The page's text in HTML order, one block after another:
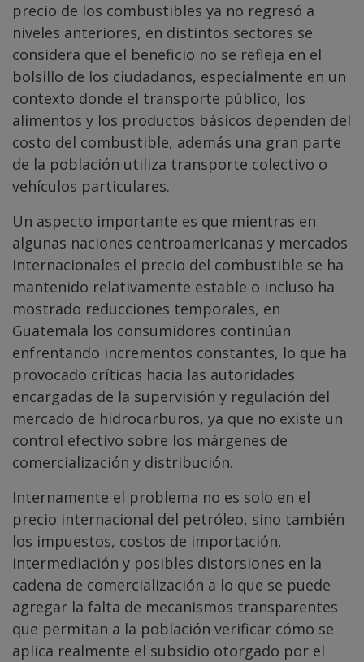
precio de los combustibles ya no regresó a
niveles anteriores, en distintos sectores se
considera que el beneficio no se refleja en el
bolsillo de los ciudadanos, especialmente en un
contexto donde el transporte público, los
alimentos y los productos básicos dependen del
costo del combustible, además una gran parte
de la población utiliza transporte colectivo o
vehículos particulares.
Un aspecto importante es que mientras en
algunas naciones centroamericanas y mercados
internacionales el precio del combustible se ha
mantenido relativamente estable o incluso ha
mostrado reducciones temporales, en
Guatemala los consumidores continúan
enfrentando incrementos constantes, lo que ha
provocado críticas hacia las autoridades
encargadas de la supervisión y regulación del
mercado de hidrocarburos, ya que no existe un
control efectivo sobre los márgenes de
comercialización y distribución.
Internamente el problema no es solo en el
precio internacional del petróleo, sino también
los impuestos, costos de importación,
intermediación y posibles distorsiones en la
cadena de comercialización a lo que se puede
agregar la falta de mecanismos transparentes
que permitan a la población verificar cómo se
aplica realmente el subsidio otorgado por el